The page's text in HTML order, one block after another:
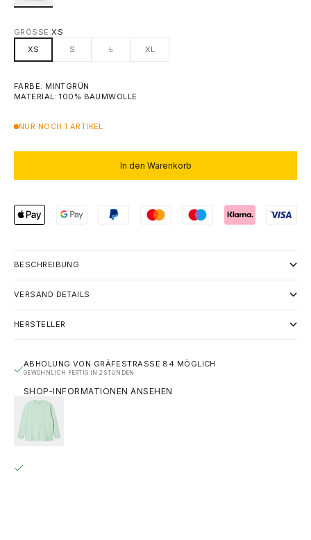
GRÖSSE: XS
XS
S L XL
FARBE: MINTGRÜN
MATERIAL: 100% BAUMWOLLE
NUR NOCH 1 ARTIKEL
In den Warenkorb
BESCHREIBUNG
VERSAND DETAILS
HERSTELLER
ABHOLUNG VON GRÄFESTRASSE 84 MÖGLICH
GEWÖHNLICH FERTIG IN 2 STUNDEN
SHOP-INFORMATIONEN ANSEHEN